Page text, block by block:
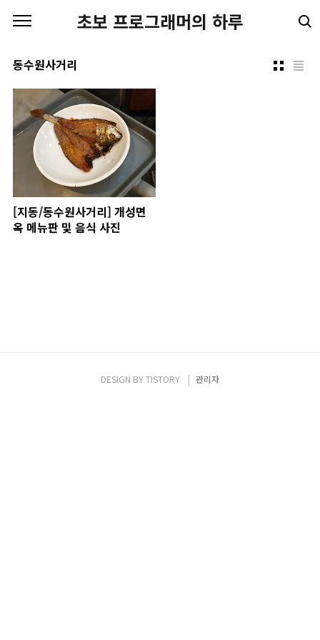
초보 프로그래머의 하루
동수원사거리
[지동/동수원사거리] 개성면
옥 메뉴판 및 음식 사진
DESIGN BYTISTORY 관리자